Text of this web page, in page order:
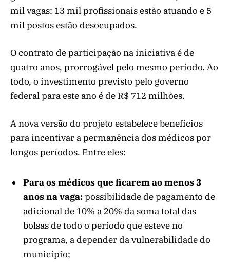
mil vagas: 13 mil profissionais estão atuando e 5
mil postos estão desocupados.
O contrato de participação na iniciativa é de
quatro anos, prorrogável pelo mesmo período. Ao
todo, o investimento previsto pelo governo
federal para este ano é de R$ 712 milhões.
A nova versão do projeto estabelece benefícios
para incentivar a permanência dos médicos por
longos períodos. Entre eles:
Para os médicos que ficarem ao menos 3
anos na vaga:possibilidade de pagamento de
adicional de 10% a 20% da soma total das
bolsas de todo o período que esteve no
programa, a depender da vulnerabilidade do
município;